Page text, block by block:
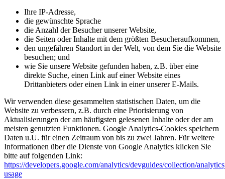
Ihre IP-Adresse,
die gewünschte Sprache
die Anzahl der Besucher unserer Website,
die Seiten oder Inhalte mit dem größten Besucheraufkommen,
den ungefähren Standort in der Welt, von dem Sie die Website
besuchen; und
wie Sie unsere Website gefunden haben, z.B. über eine
direkte Suche, einen Link auf einer Website eines
Drittanbieters oder einen Link in einer unserer E-Mails.
Wir verwenden diese gesammelten statistischen Daten, um die
Website zu verbessern, z.B. durch eine Priorisierung von
Aktualisierungen der am häufigsten gelesenen Inhalte oder der am
meisten genutzten Funktionen. Google Analytics-Cookies speichern
Daten u.U. für einen Zeitraum von bis zu zwei Jahren. Für weitere
Informationen über die Dienste von Google Analytics klicken Sie
bitte auf folgenden Link:
https://developers.google.com/analytics/devguides/collection/
usage